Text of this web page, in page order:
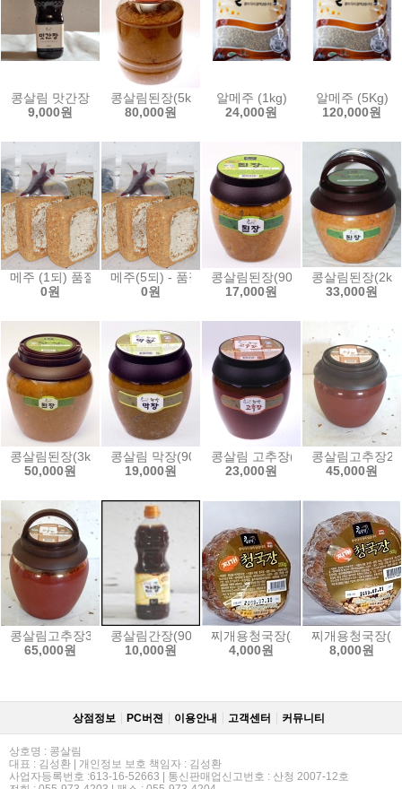
콩살림 맛간장
9,000원
콩살림된장(5kg)
80,000원
알메주 (1kg)
24,000원
알메주 (5Kg)
120,000원
메주 (1되) 품절
0원
메주(5되) - 품절
0원
콩살림된장(900g)
17,000원
콩살림된장
33,000원
콩살림된장(3kg)
50,000원
콩살림 막장(900g)
19,000원
콩살림 고추장(900g)
23,000원
콩살림고추장
45,000원
콩살림고추장3kg
65,000원
콩살림간장(900ml)
10,000원
찌개용청국장(200g)
4,000원
찌개용청국장
8,000원
상점정보 PC버젼 이용안내 고객센터 커뮤니티
상호명 : 콩살림
대표 : 김성환 | 개인정보 보호 책임자 : 김성환
사업자등록번호 :613-16-52663 | 통신판매업신고번호 : 산청 2007-12호